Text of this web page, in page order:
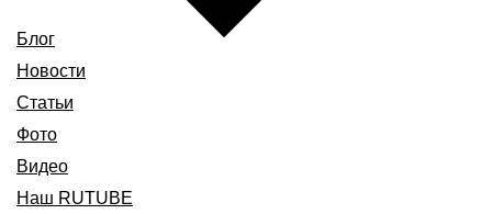
Блог
Новости
Статьи
Фото
Видео
Наш RUTUBE